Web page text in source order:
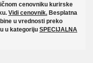
cenovniku kurirske
Vidi cenovnik. Besplatna
u vrednosti preko
u kategoriju SPECIJALNA